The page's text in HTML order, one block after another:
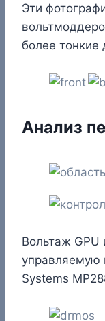
Эти
более тонкие
Анализ
Вольтаж GPU
управляемую
Systems